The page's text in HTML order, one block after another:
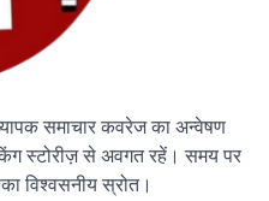
समाचार कवरेज का अन्वेषण
स्टोरीज़ से अवगत रहें। समय पर
विश्वसनीय स्रोत।